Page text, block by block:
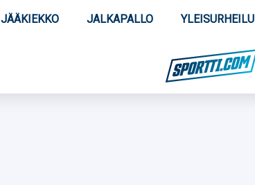
JÄÄKIEKKO JALKAPALLO YLEISURHEILU